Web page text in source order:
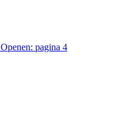
Openen: pagina 4